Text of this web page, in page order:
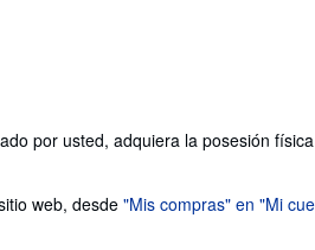
por usted, adquiera la posesión
web, desde "Mis compras" en "Mi